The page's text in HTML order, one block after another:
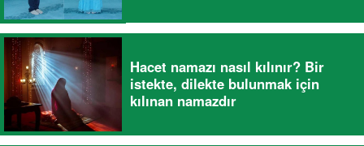
Hacet namazı nasıl kılınır? Bir
istekte, dilekte bulunmak için
kılınan namazdır